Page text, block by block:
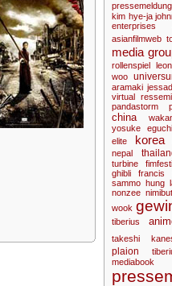
pressemeldung
kim hye-ja
enterprises
asianfilmweb
media
rollenspiel
woo
aramaki
virtual
pandastorm
china
yosuke eguchi
elite
korea
nepal
turbine
ghibli
francis
sammo hung
nonzee
wook
tiberius
takeshi
plaion
mediabook